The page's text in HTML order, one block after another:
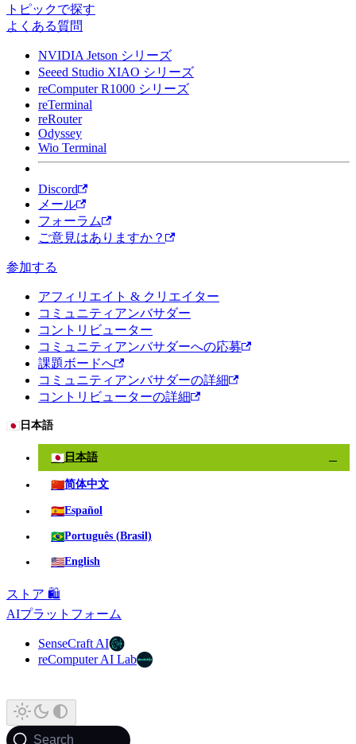
トピックで探す
よくある質問
NVIDIA Jetson シリーズ
Seeed Studio XIAO シリーズ
reComputer R1000 シリーズ
reTerminal
reRouter
Odyssey
Wio Terminal
Discord
メール
フォーラム
ご意見はありますか？
参加する
アフィリエイト & クリエイター
コミュニティアンバサダー
コントリビューター
コミュニティアンバサダーへの応募
課題ボードへ
コミュニティアンバサダーの詳細
コントリビューターの詳細
🇯🇵 日本語
🇯🇵 日本語
🇨🇳简体中文
🇪🇸Español
🇧🇷Português (Brasil)
🇺🇸English
ストア 🛍️
AIプラットフォーム
SenseCraft AI
reComputer AI Lab
Search